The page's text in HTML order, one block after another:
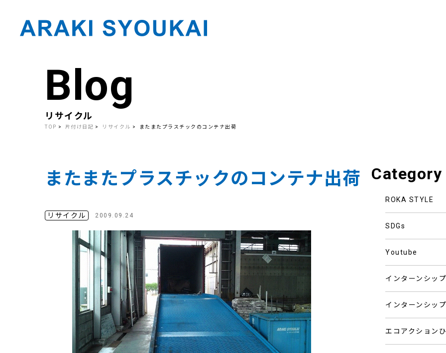
Blog
リサイクル
TOP 片付け日記 リサイクル またまたプラスチックのコンテナ出荷
またまたプラスチックのコンテナ出荷
リサイクル 2009.09.24
Category
ROKA STYLE
SDGs
Youtube
インターンシップ
インターンシップ
エコアクション